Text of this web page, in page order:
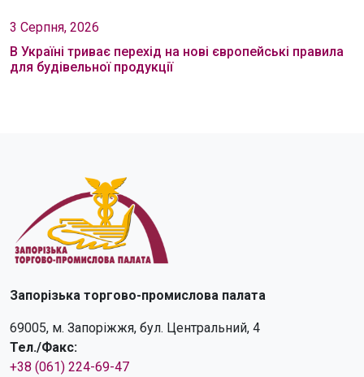
3 Серпня, 2026
В Україні триває перехід на нові європейські правила
для будівельної продукції
Запорізька торгово-промислова палата
69005, м. Запоріжжя, бул. Центральний, 4
Тел./Факс:
+38 (061) 224-69-47